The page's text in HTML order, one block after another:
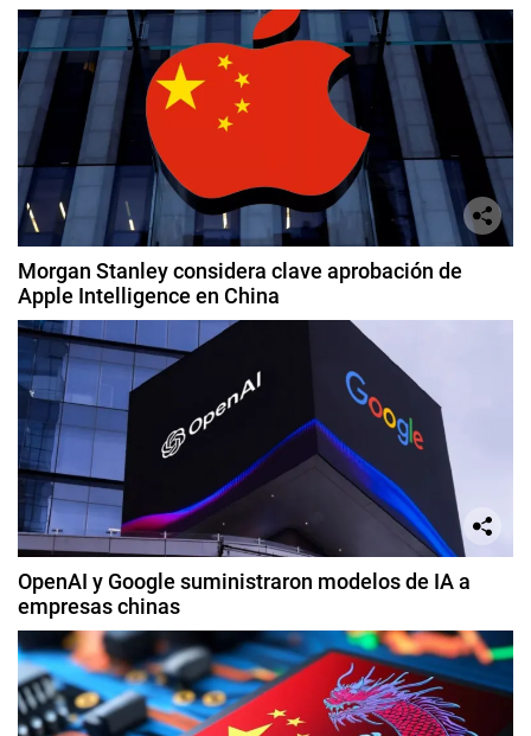
Morgan Stanley considera clave aprobación de
Apple Intelligence en China
OpenAI y Google suministraron modelos de IA a
empresas chinas